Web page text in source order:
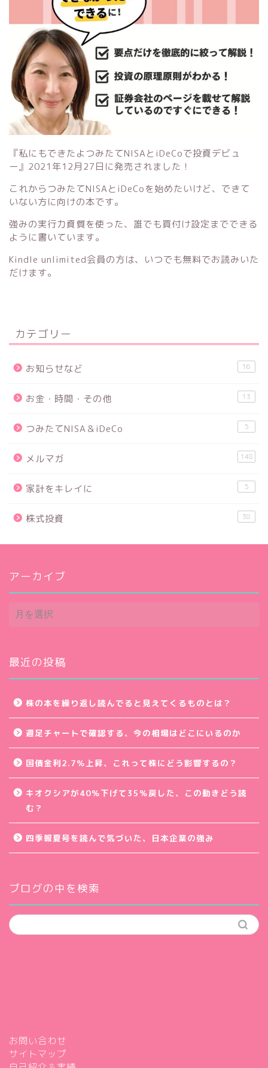
『私にもできたよつみたてNISAとiDeCoで投資デビュ
ー』 2021年12月27日に発売されました！
これからつみたてNISAとiDeCoを始めたいけど、できて
いない方に向けの本です。
強みの実行力資質を使った、誰でも買付け設定までできる
ように書いています。
Kindle unlimited会員の方は、いつでも無料でお読みいた
だけます。
カテゴリー
お知らせなど 16
お金・時間・その他 13
つみたてNISA＆iDeCo 5
メルマガ 148
家計をキレイに 5
株式投資 38
アーカイブ
ア
ー
ブ
最近の投稿
株の本を繰り返し読んでると見えてくるものとは？
週足チャートで確認する、今の相場はどこにいるのか
国債金利2.7％上昇、これって株にどう影響するの？
キオクシアが40％下げて35％戻した、この動きどう読
む？
四季報夏号を読んで気づいた、日本企業の強み
ブログの中を検索
お問い合わせ
サイトマップ